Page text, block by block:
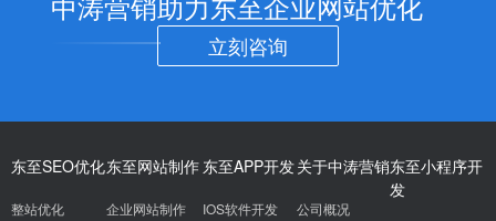
立刻咨询
东至SEO优化
整站优化
东至网站制作
企业网站制作
东至APP开发
IOS软件开发
关于中涛营销
公司概况
东至小程序开
发